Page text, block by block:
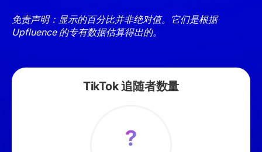
免责声明：显示的百分比并非绝对值。它们是根据
Upfluence 的专有数据估算得出的。
TikTok 追随者数量
?